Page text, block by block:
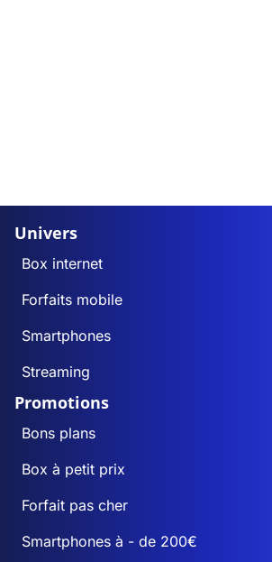
Univers
Box internet
Forfaits mobile
Smartphones
Streaming
Promotions
Bons plans
Box à petit prix
Forfait pas cher
Smartphones à - de 200€